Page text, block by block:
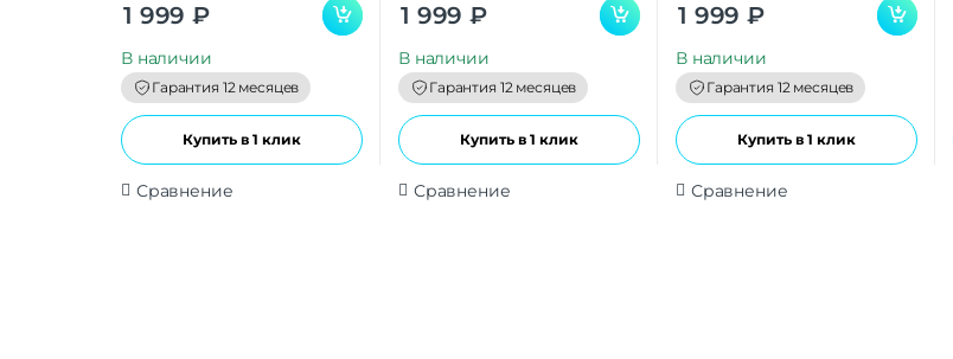
o
1 999 ₽
В наличии
Гарантия 12 месяцев
Купить в 1 клик
Сравнение
o
1 999 ₽
В наличии
Гарантия 12 месяцев
Купить в 1 клик
Сравнение
o
1 999 ₽
В наличии
Гарантия 12 месяцев
Купить в 1 клик
Сравнение